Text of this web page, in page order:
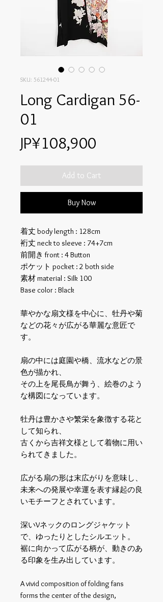
SKU: 561244-01
Long Cardigan 56-
01
JP¥108,900
Add to Cart
Buy Now
着丈 body length : 128cm
裄丈 neck to sleeve : 74+7cm
前開き front : 4 Button
ポケット pocket : 2 both side
素材 material : Silk 100
Base color : Black
華やかな扇文様を中心に、牡丹や菊
などの花々が広がる華麗な意匠で
す。
扇の中には庭園や橋、流水などの景
色が描かれ、
その上を尾長鳥が舞う、絵巻のよう
な構図になっています。
牡丹は豊かさや繁栄を象徴する花と
して知られ、
古くから吉祥文様として着物に用い
られてきました。
広がる扇の形は末広がりを意味し、
未来への発展や幸運を表す縁起の良
いモチーフとされています。
深いVネックのロングジャケット
で、ゆったりとしたシルエット。
裾に向かって広がる柄が、動きのあ
る印象を生み出しています。
A vivid composition of folding fans
forms the center of the design,